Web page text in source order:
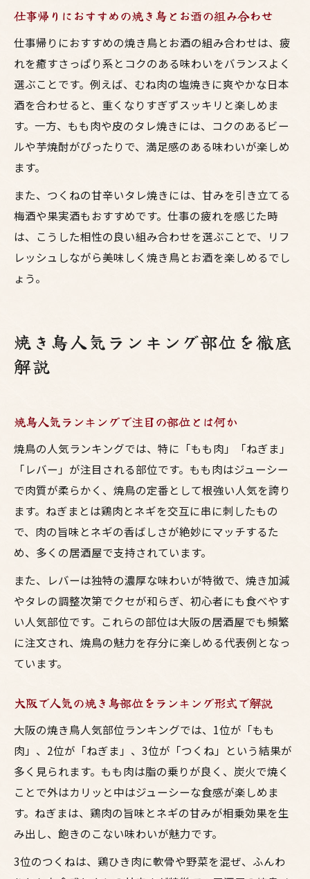
仕事帰りにおすすめの焼き鳥とお酒の組み合わせ
仕事帰りにおすすめの焼き鳥とお酒の組み合わせは、疲
れを癒すさっぱり系とコクのある味わいをバランスよく
選ぶことです。例えば、むね肉の塩焼きに爽やかな日本
酒を合わせると、重くなりすぎずスッキリと楽しめま
す。一方、もも肉や皮のタレ焼きには、コクのあるビー
ルや芋焼酎がぴったりで、満足感のある味わいが楽しめ
ます。
また、つくねの甘辛いタレ焼きには、甘みを引き立てる
梅酒や果実酒もおすすめです。仕事の疲れを感じた時
は、こうした相性の良い組み合わせを選ぶことで、リフ
レッシュしながら美味しく焼き鳥とお酒を楽しめるでし
ょう。
焼き鳥人気ランキング部位を徹底
解説
焼鳥人気ランキングで注目の部位とは何か
焼鳥の人気ランキングでは、特に「もも肉」「ねぎま」
「レバー」が注目される部位です。もも肉はジューシー
で肉質が柔らかく、焼鳥の定番として根強い人気を誇り
ます。ねぎまとは鶏肉とネギを交互に串に刺したもの
で、肉の旨味とネギの香ばしさが絶妙にマッチするた
め、多くの居酒屋で支持されています。
また、レバーは独特の濃厚な味わいが特徴で、焼き加減
やタレの調整次第でクセが和らぎ、初心者にも食べやす
い人気部位です。これらの部位は大阪の居酒屋でも頻繁
に注文され、焼鳥の魅力を存分に楽しめる代表例となっ
ています。
大阪で人気の焼き鳥部位をランキング形式で解説
大阪の焼き鳥人気部位ランキングでは、1位が「もも
肉」、2位が「ねぎま」、3位が「つくね」という結果が
多く見られます。もも肉は脂の乗りが良く、炭火で焼く
ことで外はカリッと中はジューシーな食感が楽しめま
す。ねぎまは、鶏肉の旨味とネギの甘みが相乗効果を生
み出し、飽きのこない味わいが魅力です。
3位のつくねは、鶏ひき肉に軟骨や野菜を混ぜ、ふんわ